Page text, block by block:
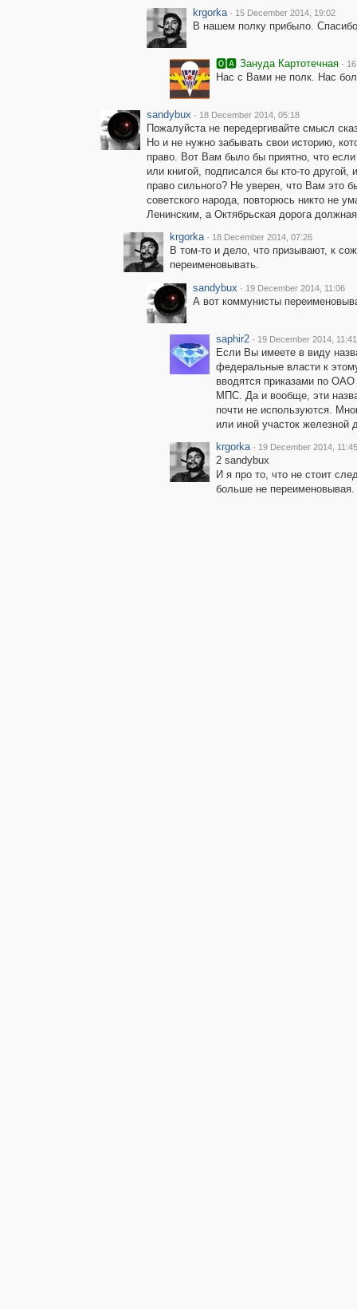
krgorka · 15 December 2014, 19:02
В нашем полку прибыло.
🅾🅰 Зануда Картотечная ·
Нас с Вами не полк. Нас
sandybux · 18 December 2014, 05:18
Пожалуйста не передергивайте смысл
Но и не нужно забывать свои историю,
право. Вот Вам было бы приятно, что
или книгой, подписался бы кто-то
право сильного? Не уверен, что Вам это
советского народа, повторюсь никто не
Ленинским, а Октябрьская дорога
krgorka · 18 December 2014, 07:26
В том-то и дело, что призывают, к
переименовывать.
sandybux · 19 December 2014, 11:06
А вот коммунисты
saphir2 · 19 December 2014, 11:41
Если Вы имеете в виду
федеральные власти к
вводятся приказами по
МПС. Да и вообще, эти
почти не используются.
или иной участок железной
krgorka · 19 December 2014, 11:45
2 sandybux
И я про то, что не стоит
больше не переименовывая.